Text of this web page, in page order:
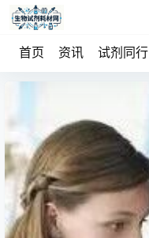
首页 资讯 试剂同行